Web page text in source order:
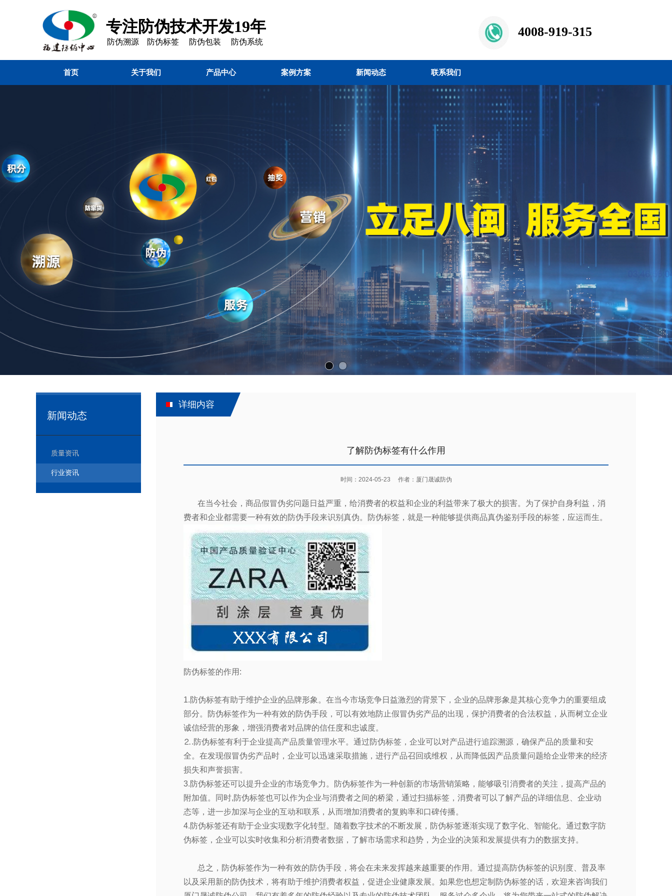
专注防伪技术开发19年
防伪溯源 防伪标签 防伪包装 防伪系统
4008-919-315
首页 关于我们 产品中心 案例方案 新闻动态 联系我们
新闻动态
质量资讯
行业资讯
详细内容
了解防伪标签有什么作用
时间：2024-05-23 作者：厦门晟诚防伪
在当今社会，商品假冒伪劣问题日益严重，给消费者的权益和企业的利益带来了极大的损害。为了保护自身利益，消
费者和企业都需要一种有效的防伪手段来识别真伪。防伪标签，就是一种能够提供商品真伪鉴别手段的标签，应运而生。
防伪标签的作用 :
1.防伪标签有助于维护企业的品牌形象。在当今市场竞争日益激烈的背景下，企业的品牌形象是其核心竞争力的重要组成
部分。防伪标签作为一种有效的防伪手段，可以有效地防止假冒伪劣产品的出现，保护消费者的合法权益，从而树立企业
诚信经营的形象，增强消费者对品牌的信任度和忠诚度。
⒉.防伪标签有利于企业提高产品质量管理水平。通过防伪标签，企业可以对产品进行追踪溯源，确保产品的质量和安
全。在发现假冒伪劣产品时，企业可以迅速采取措施，进行产品召回或维权，从而降低因产品质量问题给企业带来的经济
损失和声誉损害。
3.防伪标签还可以提升企业的市场竞争力。防伪标签作为一种创新的市场营销策略，能够吸引消费者的关注，提高产品的
附加值。同时,防伪标签也可以作为企业与消费者之间的桥梁，通过扫描标签，消费者可以了解产品的详细信息、企业动
态等，进一步加深与企业的互动和联系，从而增加消费者的复购率和口碑传播。
4.防伪标签还有助于企业实现数字化转型。随着数字技术的不断发展，防伪标签逐渐实现了数字化、智能化。通过数字防
伪标签，企业可以实时收集和分析消费者数据，了解市场需求和趋势，为企业的决策和发展提供有力的数据支持。
总之，防伪标签作为一种有效的防伪手段，将会在未来发挥越来越重要的作用。通过提高防伪标签的识别度、普及率
以及采用新的防伪技术，将有助于维护消费者权益，促进企业健康发展。如果您也想定制防伪标签的话，欢迎来咨询我们